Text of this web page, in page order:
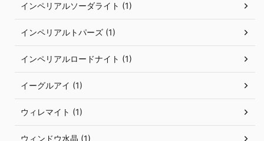
インペリアルソーダライト (1)
インペリアルトパーズ (1)
インペリアルロードナイト (1)
イーグルアイ (1)
ウィレマイト (1)
ウィンドウ水晶 (1)